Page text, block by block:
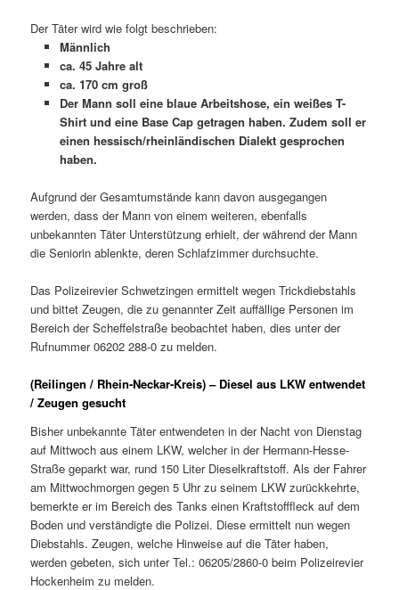
Der Täter wird wie folgt beschrieben:
Männlich
ca. 45 Jahre alt
ca. 170 cm groß
Der Mann soll eine blaue Arbeitshose, ein weißes T-
Shirt und eine Base Cap getragen haben. Zudem soll er
einen hessisch/rheinländischen Dialekt gesprochen
haben.
Aufgrund der Gesamtumstände kann davon ausgegangen
werden, dass der Mann von einem weiteren, ebenfalls
unbekannten Täter Unterstützung erhielt, der während der Mann
die Seniorin ablenkte, deren Schlafzimmer durchsuchte.
Das Polizeirevier Schwetzingen ermittelt wegen Trickdiebstahls
und bittet Zeugen, die zu genannter Zeit auffällige Personen im
Bereich der Scheffelstraße beobachtet haben, dies unter der
Rufnummer 06202 288-0 zu melden.
(Reilingen / Rhein-Neckar-Kreis) – Diesel aus LKW entwendet
/ Zeugen gesucht
Bisher unbekannte Täter entwendeten in der Nacht von Dienstag
auf Mittwoch aus einem LKW, welcher in der Hermann-Hesse-
Straße geparkt war, rund 150 Liter Dieselkraftstoff. Als der Fahrer
am Mittwochmorgen gegen 5 Uhr zu seinem LKW zurückkehrte,
bemerkte er im Bereich des Tanks einen Kraftstofffleck auf dem
Boden und verständigte die Polizei. Diese ermittelt nun wegen
Diebstahls. Zeugen, welche Hinweise auf die Täter haben,
werden gebeten, sich unter Tel.: 06205/2860-0 beim Polizeirevier
Hockenheim zu melden.